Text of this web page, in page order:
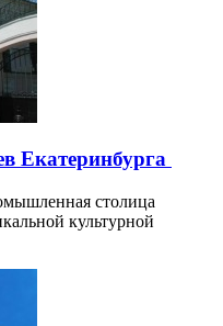
Екатеринбурга
столица
культурной